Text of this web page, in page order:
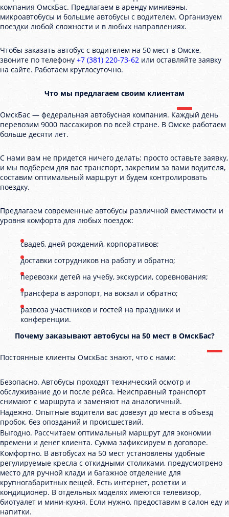
компания ОмскБас. Предлагаем в аренду минивэны,
микроавтобусы и большие автобусы с водителем. Организуем
поездки любой сложности и в любых направлениях.
Чтобы заказать автобус с водителем на 50 мест в Омске,
звоните по телефону +7 (381) 220-73-62 или оставляйте заявку
на сайте. Работаем круглосуточно.
Что мы предлагаем своим клиентам
ОмскБас — федеральная автобусная компания. Каждый день
перевозим 9000 пассажиров по всей стране. В Омске работаем
больше десяти лет.
С нами вам не придется ничего делать: просто оставьте заявку,
и мы подберем для вас транспорт, закрепим за вами водителя,
составим оптимальный маршрут и будем контролировать
поездку.
Предлагаем современные автобусы различной вместимости и
уровня комфорта для любых поездок:
свадеб, дней рождений, корпоративов;
доставки сотрудников на работу и обратно;
перевозки детей на учебу, экскурсии, соревнования;
трансфера в аэропорт, на вокзал и обратно;
развоза участников и гостей на праздники и
конференции.
Почему заказывают автобусы на 50 мест в ОмскБас?
Постоянные клиенты ОмскБас знают, что с нами:
Безопасно. Автобусы проходят технический осмотр и
обслуживание до и после рейса. Неисправный транспорт
снимают с маршрута и заменяют на аналогичный.
Надежно. Опытные водители вас довезут до места в объезд
пробок, без опозданий и происшествий.
Выгодно. Рассчитаем оптимальный маршрут для экономии
времени и денег клиента. Сумма зафиксируем в договоре.
Комфортно. В автобусах на 50 мест установлены удобные
регулируемые кресла с откидными столиками, предусмотрено
место для ручной клади и багажное отделение для
крупногабаритных вещей. Есть интернет, розетки и
кондиционер. В отдельных моделях имеются телевизор,
биотуалет и мини-кухня. Если нужно, предоставим в салон еду и
напитки.